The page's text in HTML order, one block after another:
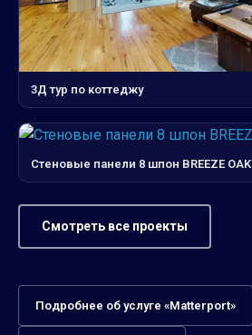
3Д тур по коттеджу
Стеновые панели 8 шпон BREEZE OAK
Смотреть все проекты
Подробнее об услуге «Matterport»